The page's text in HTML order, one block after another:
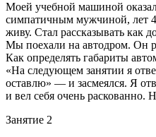
Моей учебной машиной
симпатичным мужчиной, лет
живу. Стал рассказывать как
Мы поехали на автодром. Он
Как определять габариты
«На следующем занятии я
оставлю» — и засмеялся. Я
и вел себя очень раскованно.
Занятие 2